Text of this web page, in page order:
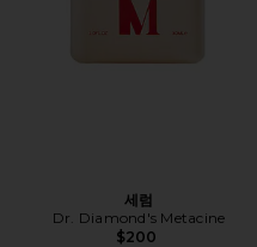
세럼
Dr. Diamond's Metacine
$200